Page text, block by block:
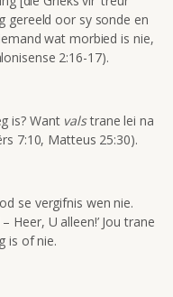
gereeld oor sy sonde en
wat morbied is nie,
2:16-17).
is? Want valstrane lei na
7:10, Matteus 25:30).
se vergifnis wen nie.
Heer, U alleen!’ Jou trane
is of nie.